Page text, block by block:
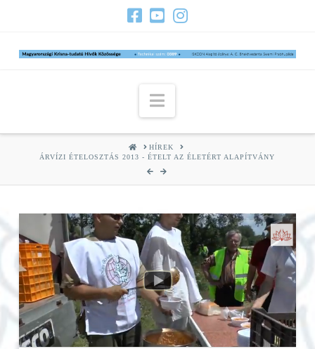
Navigation
HOMEHÍREK
ÁRVÍZI ÉTELOSZTÁS 2013 - ÉTELT AZ ÉLETÉRT ALAPÍTVÁNY